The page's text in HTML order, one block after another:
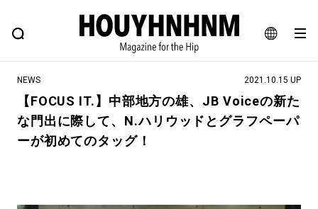
JA
EN
FEATURE BLOG SNAP
ヒップなファッション、カルチャー、ライフスタイルWEBマガジン
#注目のタグ
#NEW VINTAGE #マイナーグッド図鑑
NEWS 2021.10.15 UP
【FOCUS IT.】中部地方の雄、JB Voiceの新た
な門出に際して、N.ハリウッドとグラフペーパ
ーが初めてのタッグ！